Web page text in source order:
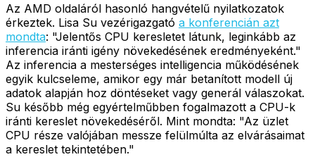
Az AMD oldaláról hasonló hangvételű nyilatkozatok
érkeztek. Lisa Su vezérigazgató a konferencián azt
mondta: "Jelentős CPU keresletet látunk, leginkább az
inferencia iránti igény növekedésének eredményeként."
Az inferencia a mesterséges intelligencia működésének
egyik kulcseleme, amikor egy már betanított modell új
adatok alapján hoz döntéseket vagy generál válaszokat.
Su később még egyértelműbben fogalmazott a CPU-k
iránti kereslet növekedéséről. Mint mondta: "Az üzlet
CPU része valójában messze felülmúlta az elvárásaimat
a kereslet tekintetében."